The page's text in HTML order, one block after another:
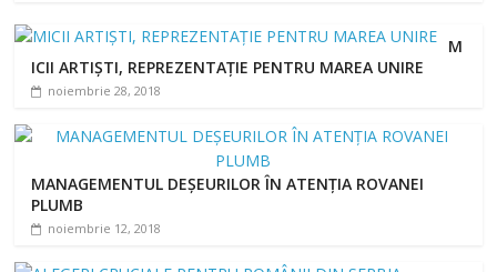
M
ICII ARTIȘTI, REPREZENTAȚIE PENTRU MAREA UNIRE
noiembrie 28, 2018
MANAGEMENTUL DEȘEURILOR ÎN ATENȚIA ROVANEI
PLUMB
noiembrie 12, 2018